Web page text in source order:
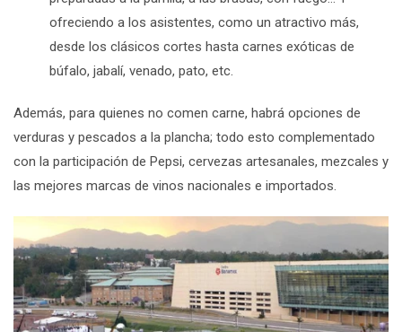
ofreciendo a los asistentes, como un atractivo más,
desde los clásicos cortes hasta carnes exóticas de
búfalo, jabalí, venado, pato, etc.
Además, para quienes no comen carne, habrá opciones de
verduras y pescados a la plancha; todo esto complementado
con la participación de Pepsi, cervezas artesanales, mezcales y
las mejores marcas de vinos nacionales e importados.